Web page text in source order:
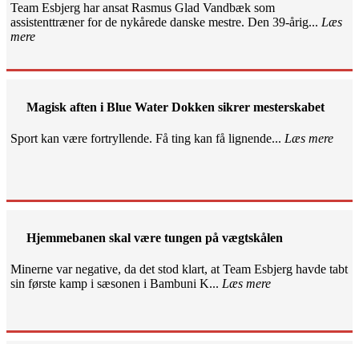
Team Esbjerg har ansat Rasmus Glad Vandbæk som
assistenttræner for de nykårede danske mestre. Den 39-årig... Læs
mere
Magisk aften i Blue Water Dokken sikrer mesterskabet
Sport kan være fortryllende. Få ting kan få lignende... Læs mere
Hjemmebanen skal være tungen på vægtskålen
Minerne var negative, da det stod klart, at Team Esbjerg havde tabt
sin første kamp i sæsonen i Bambuni K... Læs mere